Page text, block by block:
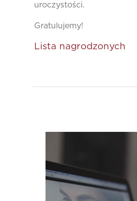
uroczystości.
Gratulujemy!
Lista nagrodzonych